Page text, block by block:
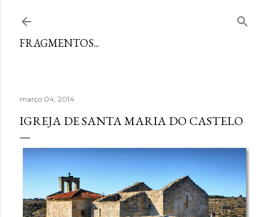
FRAGMENTOS...
março 04, 2014
IGREJA DE SANTA MARIA DO CASTELO